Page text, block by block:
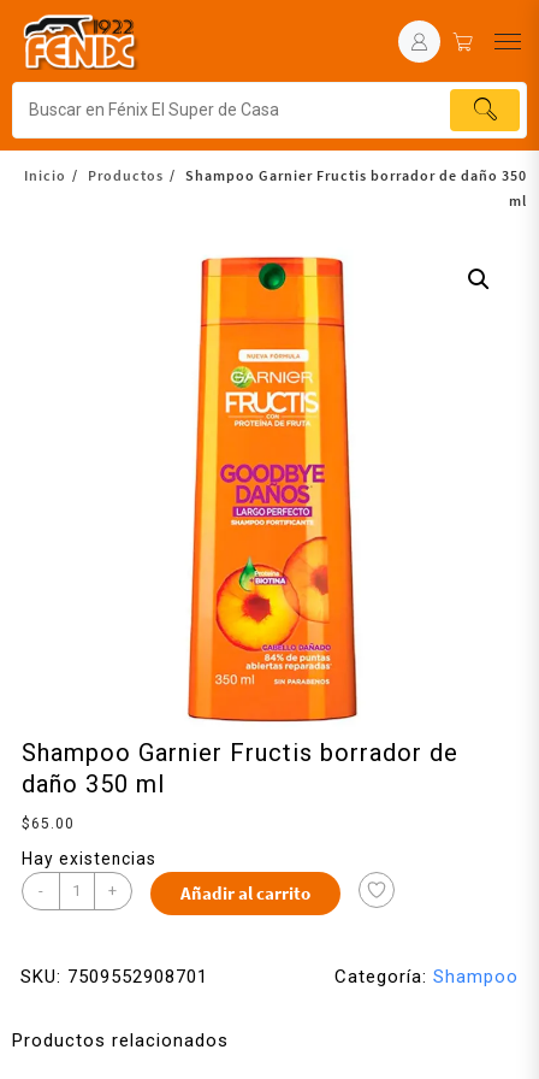
Inicio Productos
Shampoo Garnier Fructis borrador de daño 350
ml
Shampoo Garnier Fructis borrador de
daño 350 ml
$65.00
Hay existencias
- + Añadir al carrito
SKU: 7509552908701 Categoría: Shampoo
Productos relacionados